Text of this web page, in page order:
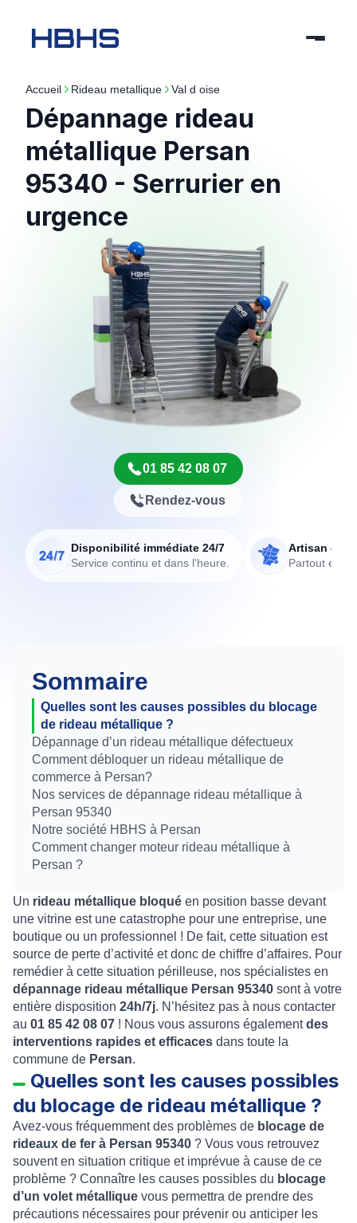
Accueil rideau metallique val d oise
Dépannage rideau
métallique Persan
95340 - Serrurier en
urgence
01 85 42 08 07
Rendez-vous
Disponibilité immédiate 24/7
Service continu et dans l'heure.
Artisan de
Partout en
Sommaire
Quelles sont les causes possibles du blocage
de rideau métallique ?
Dépannage d’un rideau métallique défectueux
Comment débloquer un rideau métallique de
commerce à Persan?
Nos services de dépannage rideau métallique à
Persan 95340
Notre société HBHS à Persan
Comment changer moteur rideau métallique à
Persan ?
Un rideau métallique bloqué en position basse devant
une vitrine est une catastrophe pour une entreprise, une
boutique ou un professionnel ! De fait, cette situation est
source de perte d’activité et donc de chiffre d’affaires. Pour
remédier à cette situation périlleuse, nos spécialistes en
dépannage rideau métallique Persan 95340 sont à votre
entière disposition 24h/7j. N’hésitez pas à nous contacter
au 01 85 42 08 07 ! Nous vous assurons égalementdes
interventions rapides et efficaces dans toute la
commune de Persan.
Quelles sont les causes possibles
du blocage de rideau métallique ?
Avez-vous fréquemment des problèmes de blocage de
rideaux de fer à Persan 95340 ? Vous vous retrouvez
souvent en situation critique et imprévue à cause de ce
problème ? Connaître les causes possibles du blocage
d’un volet métallique vous permettra de prendre des
précautions nécessaires pour prévenir ou anticiper les